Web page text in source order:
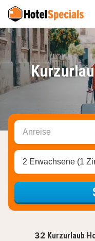
Anreise
2 Erwachsene (1
32 Kurzurlaub